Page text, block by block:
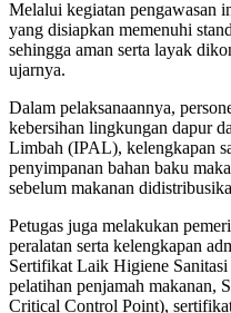
Melalui kegiatan pengawasan
yang disiapkan memenuhi
sehingga aman serta layak
ujarnya.
Dalam pelaksanaannya,
kebersihan lingkungan dapur
Limbah (IPAL), kelengkapan
penyimpanan bahan baku
sebelum makanan
Petugas juga melakukan
peralatan serta kelengkapan
Sertifikat Laik Higiene
pelatihan penjamah makanan,
Critical Control Point),